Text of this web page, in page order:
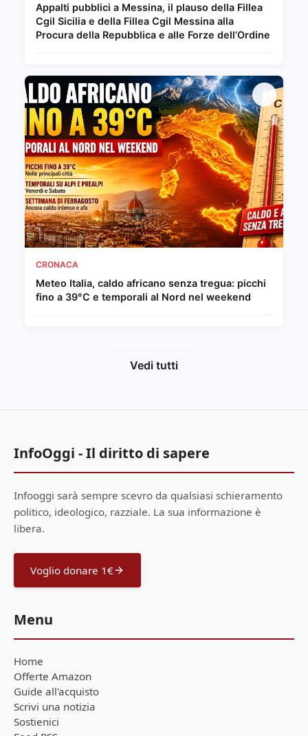
Appalti pubblici a Messina, il plauso della Fillea
Cgil Sicilia e della Fillea Cgil Messina alla
Procura della Repubblica e alle Forze dell’Ordine
CRONACA
Meteo Italia, caldo africano senza tregua: picchi
fino a 39°C e temporali al Nord nel weekend
Vedi tutti
InfoOggi - Il diritto di sapere
Infooggi sarà sempre scevro da qualsiasi schieramento
politico, ideologico, razziale. La sua informazione è
libera.
Voglio donare 1€
Menu
Home
Offerte Amazon
Guide all'acquisto
Scrivi una notizia
Sostienici